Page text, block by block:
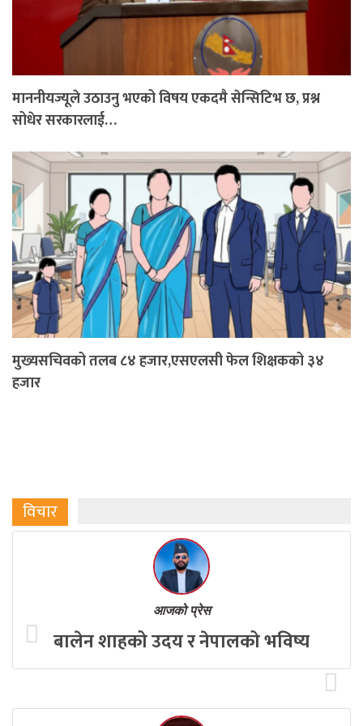
माननीयज्यूले उठाउनु भएको विषय एकदमै सेन्सिटिभ छ, प्रश्न
सोधेर सरकारलाई…
मुख्यसचिवको तलब ८४ हजार,एसएलसी फेल शिक्षकको ३४
हजार
विचार
आजको प्रेस
बालेन शाहको उदय र नेपालको भविष्य